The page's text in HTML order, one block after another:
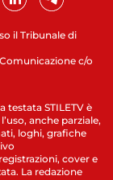
il Tribunale di
c/o
testata STILETV è
anche parziale,
loghi, grafiche
cover e
La redazione